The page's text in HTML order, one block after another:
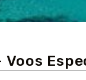
Voos